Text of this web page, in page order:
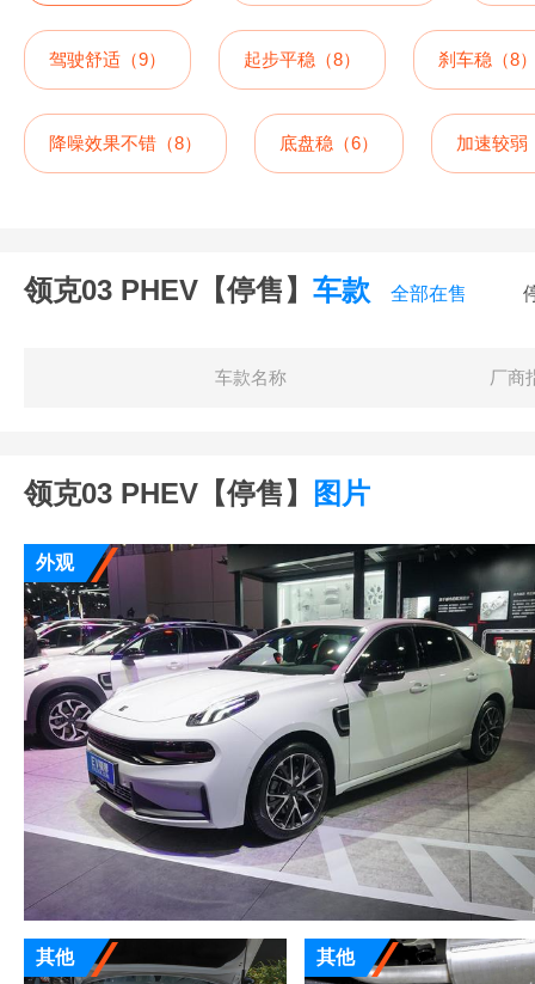
驾驶舒适（9） 起步平稳（8） 刹车稳（8
降噪效果不错（8） 底盘稳（6） 加速较弱
领克03 PHEV【停售】 车款 全部在售
车款名称 厂商
领克03 PHEV【停售】 图片
外观
其他 其他